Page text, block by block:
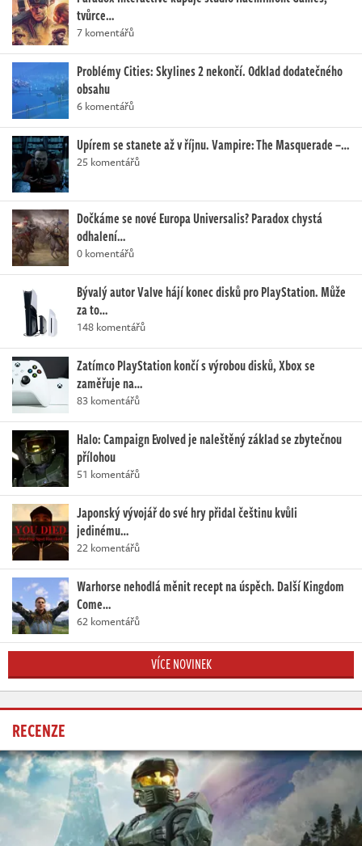
tvůrce…
7 komentářů
Problémy Cities: Skylines 2 nekončí. Odklad dodatečného
obsahu
6 komentářů
Upírem se stanete až v říjnu. Vampire: The Masquerade –…
25 komentářů
Dočkáme se nové Europa Universalis? Paradox chystá
odhalení…
0 komentářů
Bývalý autor Valve hájí konec disků pro PlayStation. Může
za to…
148 komentářů
Zatímco PlayStation končí s výrobou disků, Xbox se
zaměřuje na…
83 komentářů
Halo: Campaign Evolved je naleštěný základ se zbytečnou
přílohou
51 komentářů
Japonský vývojář do své hry přidal češtinu kvůli
jedinému…
22 komentářů
Warhorse nehodlá měnit recept na úspěch. Další Kingdom
Come…
62 komentářů
VÍCE NOVINEK
RECENZE